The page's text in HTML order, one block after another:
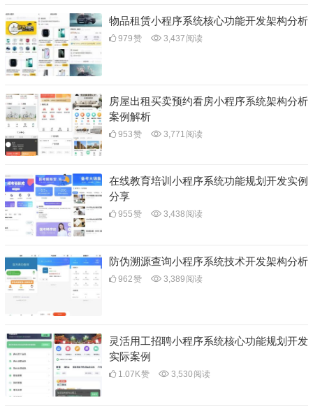
物品租赁小程序系统核心功能开发架构分析
979赞 3,437 阅读
房屋出租买卖预约看房小程序系统架构分析
案例解析
953赞 3,771 阅读
在线教育培训小程序系统功能规划开发实例
分享
955赞 3,438 阅读
防伪溯源查询小程序系统技术开发架构分析
962赞 3,389 阅读
灵活用工招聘小程序系统核心功能规划开发
实际案例
1.07K赞 3,530 阅读